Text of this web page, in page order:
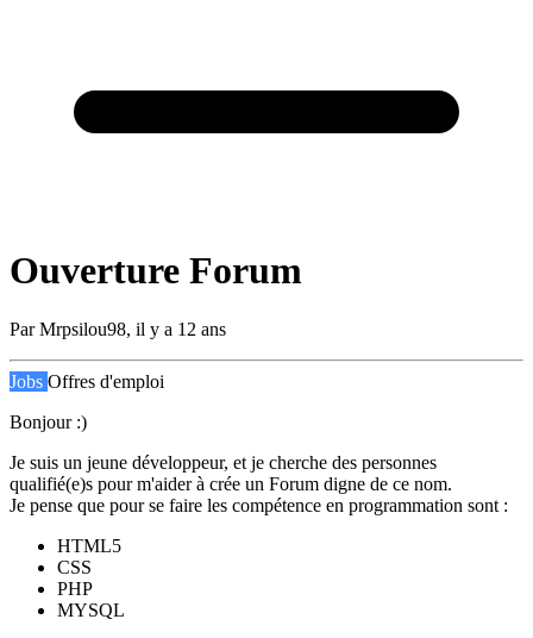
Ouverture Forum
ParMrpsilou98, il y a 12 ans
Jobs Offres d'emploi
Bonjour :)
Je suis un jeune développeur, et je cherche des personnes
qualifié(e)s pour m'aider à crée un Forum digne de ce nom.
Je pense que pour se faire les compétence en programmation sont :
HTML5
CSS
PHP
MYSQL